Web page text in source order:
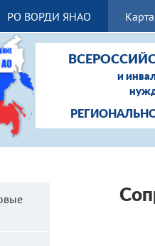
РО ВОРДИ ЯНАО
и